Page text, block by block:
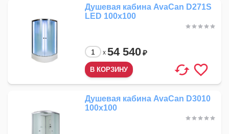
Душевая кабина AvaCan D271S
LED 100x100
x 54 540₽
Душевая кабина AvaCan D3010
100x100